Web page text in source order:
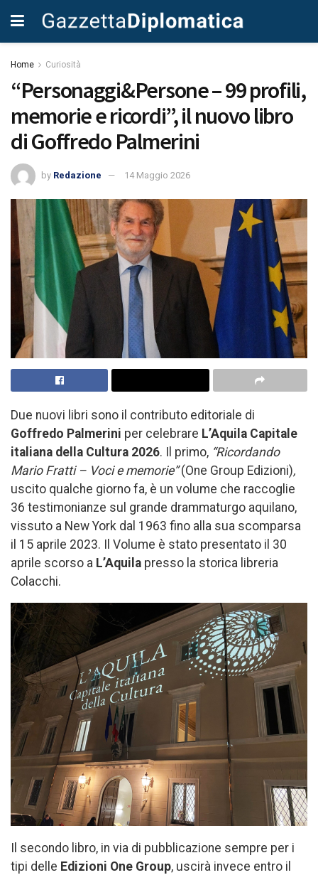
Home Curiosità
“Personaggi&Persone – 99 profili,
memorie e ricordi”, il nuovo libro
di Goffredo Palmerini
by Redazione 14 Maggio 2026
Due nuovi libri sono il contributo editoriale di
Goffredo Palmerini per celebrare L’Aquila Capitale
italiana della Cultura 2026. Il primo, “Ricordando
Mario Fratti – Voci e memorie”(One Group Edizioni),
uscito qualche giorno fa, è un volume che raccoglie
36 testimonianze sul grande drammaturgo aquilano,
vissuto a New York dal 1963 fino alla sua scomparsa
il 15 aprile 2023. Il Volume è stato presentato il 30
aprile scorso a L’Aquila presso la storica libreria
Colacchi.
Il secondo libro, in via di pubblicazione sempre per i
tipi delle Edizioni One Group, uscirà invece entro il